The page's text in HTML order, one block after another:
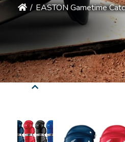
/ EASTON Gametime